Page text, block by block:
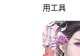
用工具